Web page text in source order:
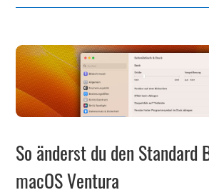
So änderst du den Standard
macOS Ventura